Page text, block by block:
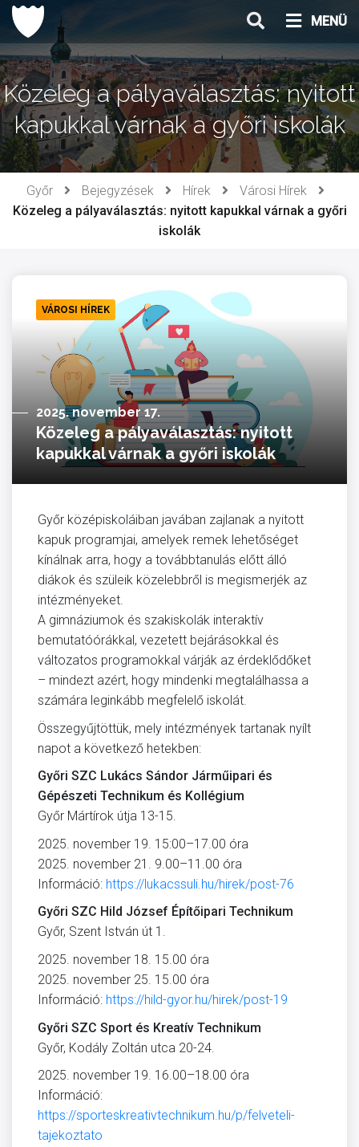
Ugrás
tartalomhoz
MENÜ
Közeleg a pályaválasztás: nyitott
kapukkal várnak a győri iskolák
Győr Bejegyzések Hírek
Városi Hírek
Közeleg a pályaválasztás: nyitott kapukkal várnak a győri
iskolák
VÁROSI HÍREK
2025. november 17.
Közeleg a pályaválasztás: nyitott
kapukkal várnak a győri iskolák
Győr középiskoláiban javában zajlanak a nyitott
kapuk programjai, amelyek remek lehetőséget
kínálnak arra, hogy a továbbtanulás előtt álló
diákok és szüleik közelebbről is megismerjék az
intézményeket.
A gimnáziumok és szakiskolák interaktív
bemutatóórákkal, vezetett bejárásokkal és
változatos programokkal várják az érdeklődőket
– mindezt azért, hogy mindenki megtalálhassa a
számára leginkább megfelelő iskolát.
Összegyűjtöttük, mely intézmények tartanak nyílt
napot a következő hetekben:
Győri SZC Lukács Sándor Járműipari és
Gépészeti Technikum és Kollégium
Győr Mártírok útja 13-15.
2025. november 19. 15:00–17.00 óra
2025. november 21. 9.00–11.00 óra
Információ: https://lukacssuli.hu/hirek/post-76
Győri SZC Hild József Építőipari Technikum
Győr, Szent István út 1.
2025. november 18. 15.00 óra
2025. november 25. 15.00 óra
Információ: https://hild-gyor.hu/hirek/post-19
Győri SZC Sport és Kreatív Technikum
Győr, Kodály Zoltán utca 20-24.
2025. november 19. 16.00–18.00 óra
Információ:
https://sporteskreativtechnikum.hu/p/felveteli-
tajekoztato